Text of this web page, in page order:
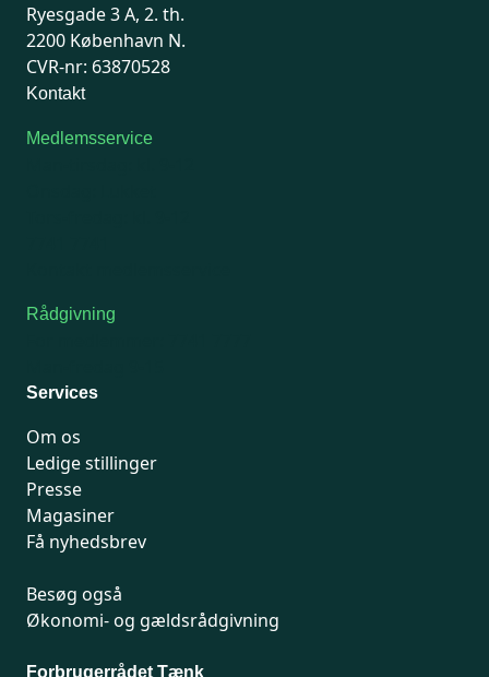
Ryesgade 3 A, 2. th.
2200 København N.
CVR-nr: 63870528
Kontakt
Medlemsservice
Rådgivning
Services
Om os
Ledige stillinger
Presse
Magasiner
Få nyhedsbrev
Besøg også
Økonomi- og gældsrådgivning
Forbrugerrådet Tænk